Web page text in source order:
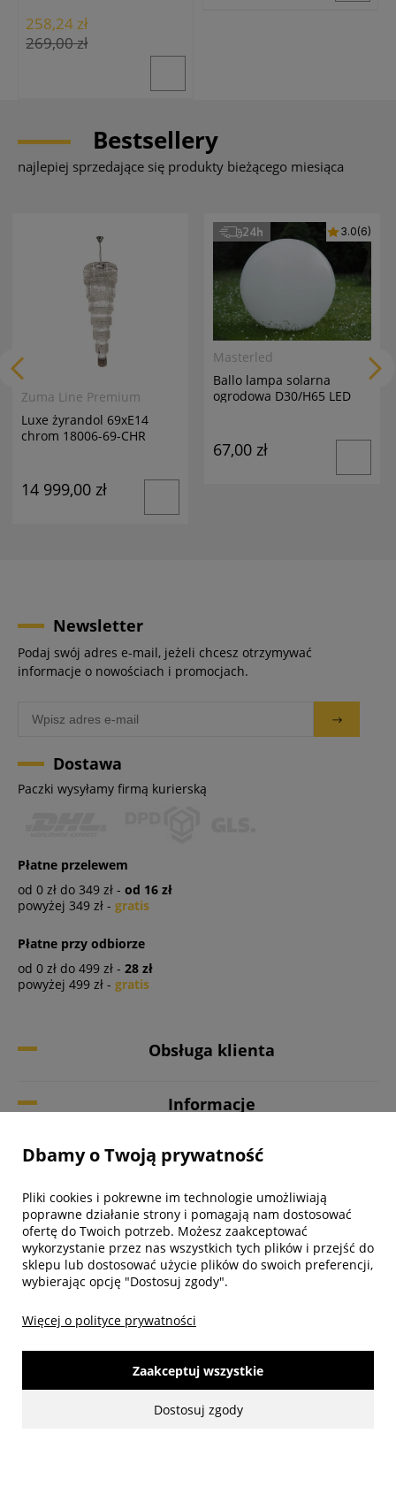
258,24 zł
269,00 zł
Bestsellery
najlepiej sprzedające się produkty bieżącego miesiąca
Zuma Line Premium
Luxe żyrandol 69xE14
chrom 18006-69-CHR
14 999,00 zł
24h
Masterled
Ballo lampa solarna
ogrodowa D30/H65 LED
3.0(6)
67,00 zł
Newsletter
Podaj swój adres e-mail, jeżeli chcesz otrzymywać
informacje o nowościach i promocjach.
Dostawa
Paczki wysyłamy firmą kurierską
Płatne przelewem
od 0 zł do 349 zł - od 16 zł
powyżej 349 zł - gratis
Płatne przy odbiorze
od 0 zł do 499 zł - 28 zł
powyżej 499 zł - gratis
Obsługa klienta
Informacje
Twoje konto
Biuro obsługi klienta
Dbamy o Twoją prywatność
Pliki cookies i pokrewne im technologie umożliwiają
poprawne działanie strony i pomagają nam dostosować
ofertę do Twoich potrzeb. Możesz zaakceptować
wykorzystanie przez nas wszystkich tych plików i przejść do
sklepu lub dostosować użycie plików do swoich preferencji,
wybierając opcję "Dostosuj zgody".
Więcej o polityce prywatności
Dostosuj zgody
Zaakceptuj wszystkie